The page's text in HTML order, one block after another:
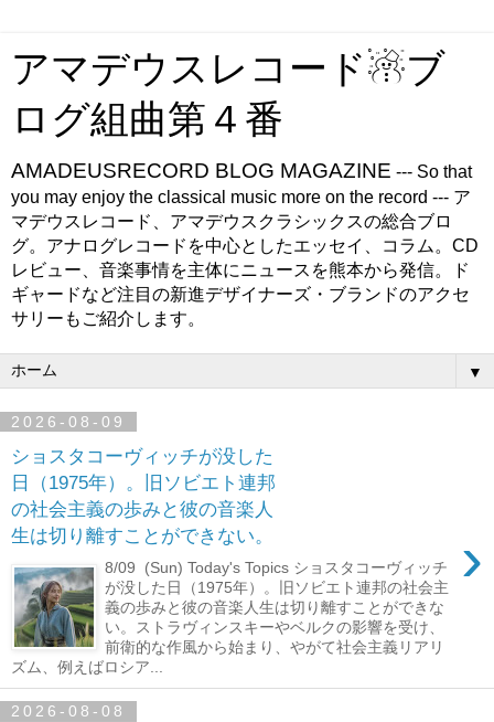
アマデウスレコード☃ブ
ログ組曲第４番
AMADEUSRECORD BLOG MAGAZINE --- So that
you may enjoy the classical music more on the record --- ア
マデウスレコード、アマデウスクラシックスの総合ブロ
グ。アナログレコードを中心としたエッセイ、コラム。CD
レビュー、音楽事情を主体にニュースを熊本から発信。ド
ギャードなど注目の新進デザイナーズ・ブランドのアクセ
サリーもご紹介します。
▼
2026-08-09
ショスタコーヴィッチが没した
日（1975年）。旧ソビエト連邦
の社会主義の歩みと彼の音楽人
生は切り離すことができない。
›
8/09 (Sun) Today's Topics ショスタコーヴィッチ
が没した日（1975年）。旧ソビエト連邦の社会主
義の歩みと彼の音楽人生は切り離すことができな
い。ストラヴィンスキーやベルクの影響を受け、
前衛的な作風から始まり、やがて社会主義リアリ
ズム、例えばロシア...
2026-08-08